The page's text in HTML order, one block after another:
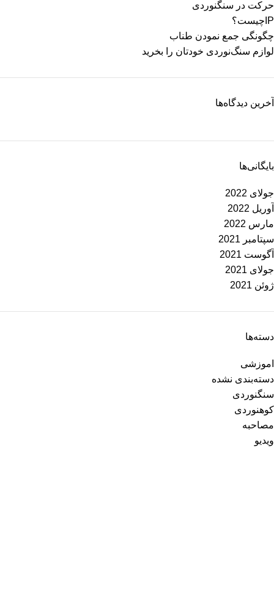
حرکت در سنگنوردی
IPچیست؟
چگونگی جمع نمودن طناب
لوازم سنگ‌نوردی خودتان را بخرید
آخرین دیدگاه‌ها
بایگانی‌ها
جولای 2022
آوریل 2022
مارس 2022
سپتامبر 2021
آگوست 2021
جولای 2021
ژوئن 2021
دسته‌ها
اموزشی
دسته‌بندی نشده
سنگنوردی
کوهنوردی
مصاحبه
ویدیو